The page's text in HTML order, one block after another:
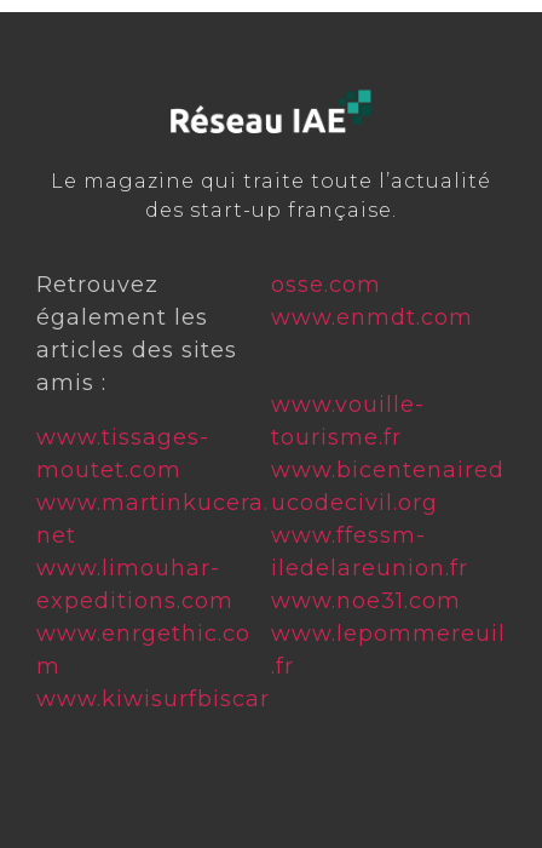
Le magazine qui traite toute l’actualité
des start-up française.
Retrouvez
également les
articles des sites
amis :
www.tissages-
moutet.com
www.martinkucera.
net
www.limouhar-
expeditions.com
www.enrgethic.co
m
www.kiwisurfbiscar
osse.com
www.enmdt.com
www.vouille-
tourisme.fr
www.bicentenaired
ucodecivil.org
www.ffessm-
iledelareunion.fr
www.noe31.com
www.lepommereuil
.fr